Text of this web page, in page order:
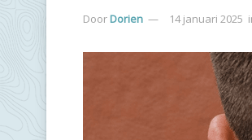
DoorDorien 14 januari 2025